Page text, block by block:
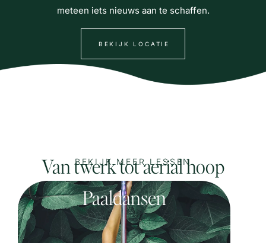
meteen iets nieuws aan te schaffen.
BEKIJK LOCATIE
BEKIJK MEER LESSEN
Van twerk tot aerial hoop
Paaldansen